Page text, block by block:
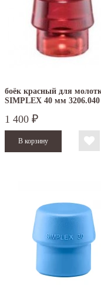
боёк красный для
SIMPLEX 40 мм 3206.040
1 400 ₽